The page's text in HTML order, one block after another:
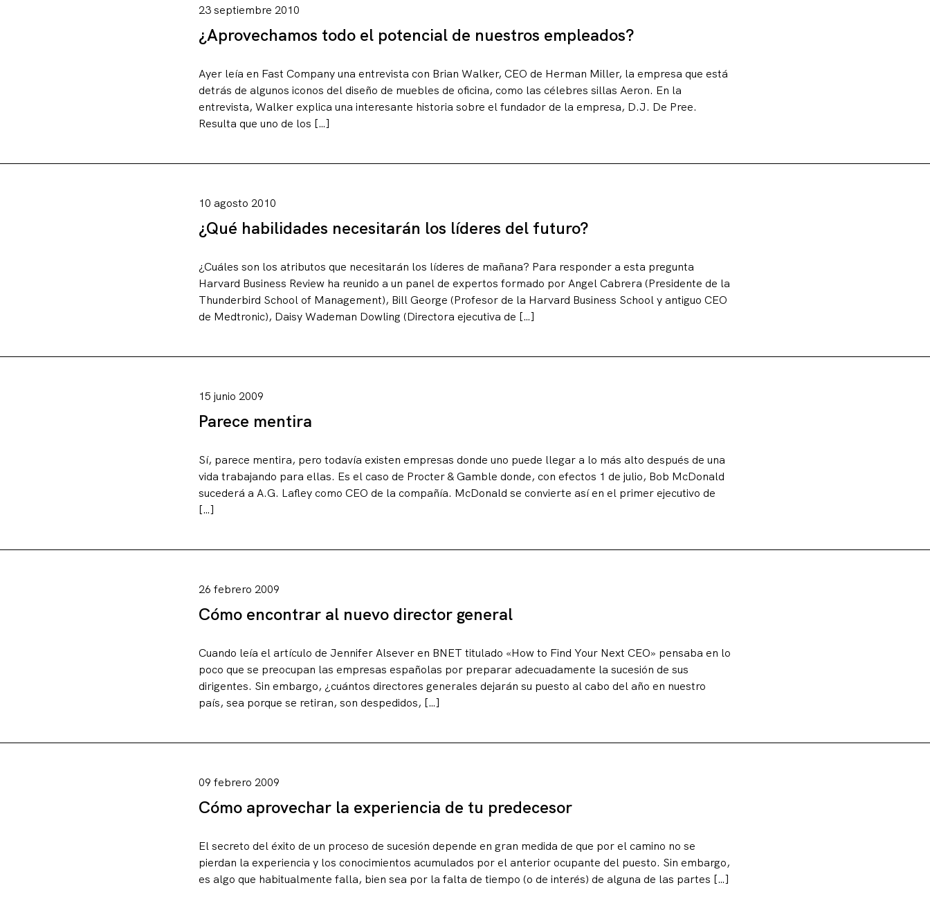
Contacto23 septiembre 2010
¿Aprovechamos todo el potencial de nuestros empleados?
Ayer leía en Fast Company una entrevista con Brian Walker, CEO de Herman Miller, la empresa que está
detrás de algunos iconos del diseño de muebles de oficina, como las célebres sillas Aeron. En la
entrevista, Walker explica una interesante historia sobre el fundador de la empresa, D.J. De Pree.
Resulta que uno de los […]
10 agosto 2010
¿Qué habilidades necesitarán los líderes del futuro?
¿Cuáles son los atributos que necesitarán los líderes de mañana? Para responder a esta pregunta
Harvard Business Review ha reunido a un panel de expertos formado por Angel Cabrera (Presidente de la
Thunderbird School of Management), Bill George (Profesor de la Harvard Business School y antiguo CEO
de Medtronic), Daisy Wademan Dowling (Directora ejecutiva de […]
15 junio 2009
Parece mentira
Sí, parece mentira, pero todavía existen empresas donde uno puede llegar a lo más alto después de una
vida trabajando para ellas. Es el caso de Procter & Gamble donde, con efectos 1 de julio, Bob McDonald
sucederá a A.G. Lafley como CEO de la compañía. McDonald se convierte así en el primer ejecutivo de
[…]
26 febrero 2009
Cómo encontrar al nuevo director general
Cuando leía el artículo de Jennifer Alsever en BNET titulado «How to Find Your Next CEO» pensaba en lo
poco que se preocupan las empresas españolas por preparar adecuadamente la sucesión de sus
dirigentes. Sin embargo, ¿cuántos directores generales dejarán su puesto al cabo del año en nuestro
país, sea porque se retiran, son despedidos, […]
09 febrero 2009
Cómo aprovechar la experiencia de tu predecesor
El secreto del éxito de un proceso de sucesión depende en gran medida de que por el camino no se
pierdan la experiencia y los conocimientos acumulados por el anterior ocupante del puesto. Sin embargo,
es algo que habitualmente falla, bien sea por la falta de tiempo (o de interés) de alguna de las partes […]